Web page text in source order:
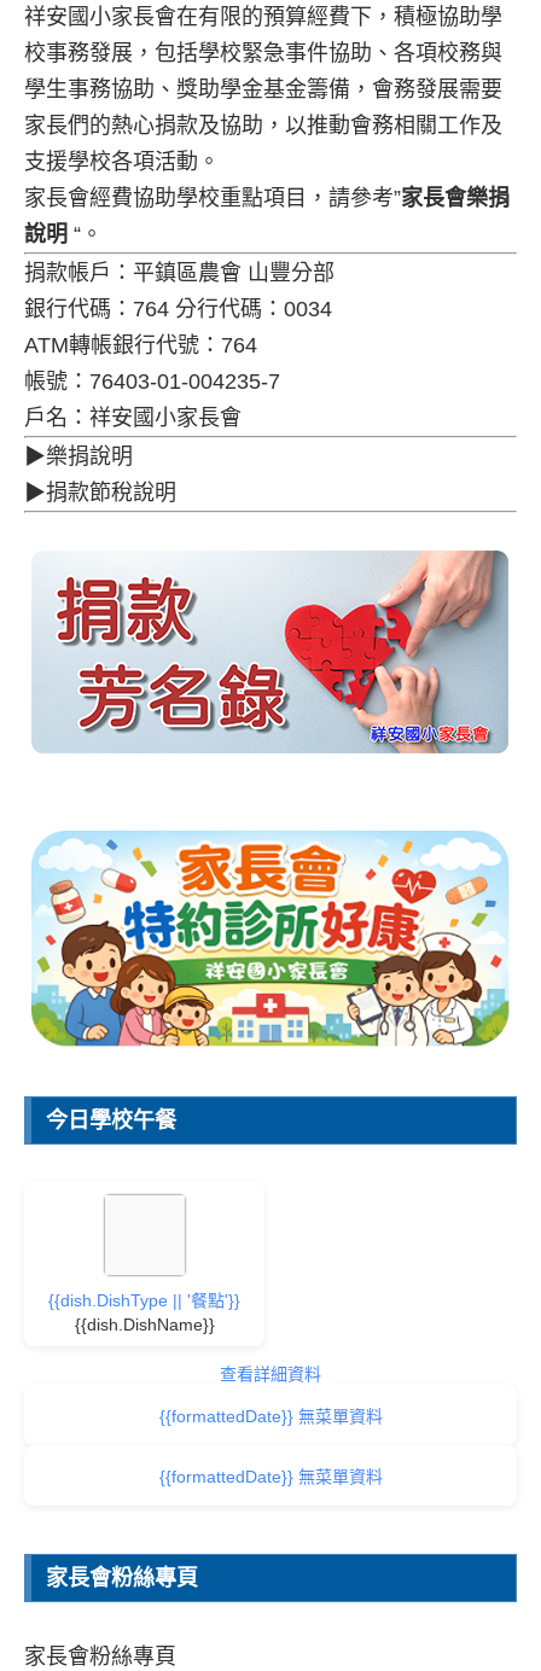
祥安國小家長會在有限的預算經費下，積極協助學
校事務發展，包括學校緊急事件協助、各項校務與
學生事務協助、獎助學金基金籌備，會務發展需要
家長們的熱心捐款及協助，以推動會務相關工作及
支援學校各項活動。
家長會經費協助學校重點項目，請參考”家長會樂捐
說明 “。
捐款帳戶：平鎮區農會 山豐分部
銀行代碼：764 分行代碼：0034
ATM轉帳銀行代號：764
帳號：76403-01-004235-7
戶名：祥安國小家長會
▶樂捐說明
▶捐款節稅說明
今日學校午餐
{{dish.DishType || '餐點'}}
{{dish.DishName}}
查看詳細資料
{{formattedDate}} 無菜單資料
{{formattedDate}} 無菜單資料
家長會粉絲專頁
家長會粉絲專頁